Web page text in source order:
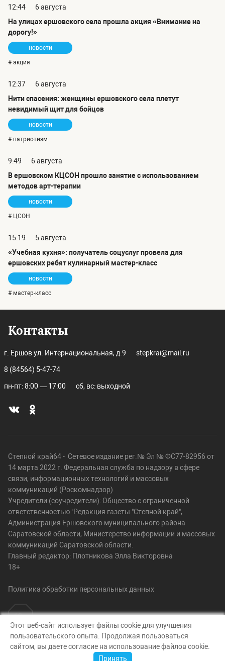
12:44
6 августа
На улицах ершовского села прошла акция «Внимание на
дорогу!»
новости
# акция
12:37
6 августа
Нити спасения: женщины ершовского села плетут
невидимый щит для бойцов
новости
# патриотизм
9:49
6 августа
В ершовском КЦСОН прошло занятие с использованием
методов арт-терапии
новости
# ЦСОН
15:19
5 августа
«Учебная кухня»: получатель соцуслуг провела для
ершовских ребят кулинарный мастер-класс
новости
# мастер-класс
Контакты
г. Ершов ул. Интернациональная, д.9 stepkrai@mail.ru
8 (84564) 5-47-74
пн-пт: 8:00 — 17:00 сб, вс: выходной
Степной край64 - Сетевое издание рег.№ Эл № ФС77-82956 от
14 марта 2022 г. Федеральная служба по надзору в сфере
связи, информационных технологий и массовых
коммуникаций (Роскомнадзор)
Учредители (соучредители): Общество с ограниченной
ответственностью "Редакция газеты "Степной край",
Администрация Ершовского муниципального района
Саратовской области, Министерство информации и массовых
коммуникаций Саратовской области.
Главный редактор: Плотникова Элла Викторовна
18+
Политика обработки персональных данных
© Степной край64, 2026
Создание сайта — nopreset
Этот веб-сайт использует файлы cookie для улучшения
пользовательского опыта. Продолжая пользоваться
сайтом, вы даете согласие на использование файлов cookie.
Принять